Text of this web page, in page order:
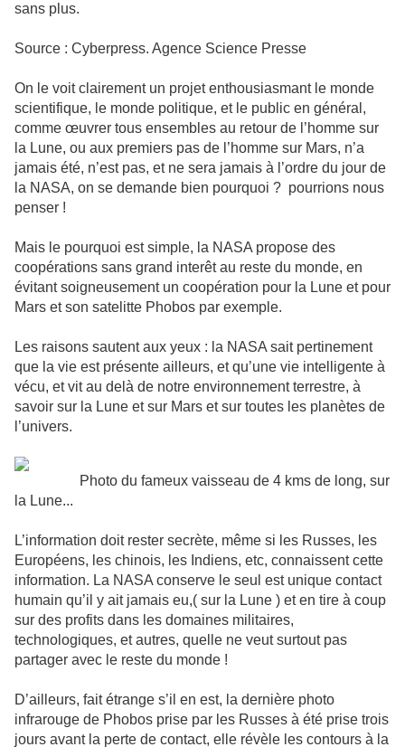
sans plus.
Source : Cyberpress. Agence Science Presse
On le voit clairement un projet enthousiasmant le monde
scientifique, le monde politique, et le public en général,
comme œuvrer tous ensembles au retour de l’homme sur
la Lune, ou aux premiers pas de l’homme sur Mars, n’a
jamais été, n’est pas, et ne sera jamais à l’ordre du jour de
la NASA, on se demande bien pourquoi ? pourrions nous
penser !
Mais le pourquoi est simple, la NASA propose des
coopérations sans grand interêt au reste du monde, en
évitant soigneusement un coopération pour la Lune et pour
Mars et son satelitte Phobos par exemple.
Les raisons sautent aux yeux : la NASA sait pertinement
que la vie est présente ailleurs, et qu’une vie intelligente à
vécu, et vit au delà de notre environnement terrestre, à
savoir sur la Lune et sur Mars et sur toutes les planètes de
l’univers.
Photo du fameux vaisseau de 4 kms de long, sur
la Lune...
L’information doit rester secrète, même si les Russes, les
Européens, les chinois, les Indiens, etc, connaissent cette
information. La NASA conserve le seul est unique contact
humain qu’il y ait jamais eu,( sur la Lune ) et en tire à coup
sur des profits dans les domaines militaires,
technologiques, et autres, quelle ne veut surtout pas
partager avec le reste du monde !
D’ailleurs, fait étrange s’il en est, la dernière photo
infrarouge de Phobos prise par les Russes à été prise trois
jours avant la perte de contact, elle révèle les contours à la